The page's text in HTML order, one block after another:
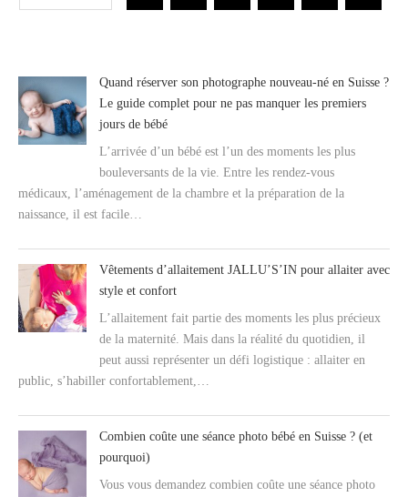
Quand réserver son photographe nouveau-né en Suisse ?
Le guide complet pour ne pas manquer les premiers
jours de bébé
L’arrivée d’un bébé est l’un des moments les plus
bouleversants de la vie. Entre les rendez-vous
médicaux, l’aménagement de la chambre et la préparation de la
naissance, il est facile…
Vêtements d’allaitement JALLU’S’IN pour allaiter avec
style et confort
L’allaitement fait partie des moments les plus précieux
de la maternité. Mais dans la réalité du quotidien, il
peut aussi représenter un défi logistique : allaiter en
public, s’habiller confortablement,…
Combien coûte une séance photo bébé en Suisse ? (et
pourquoi)
Vous vous demandez combien coûte une séance photo